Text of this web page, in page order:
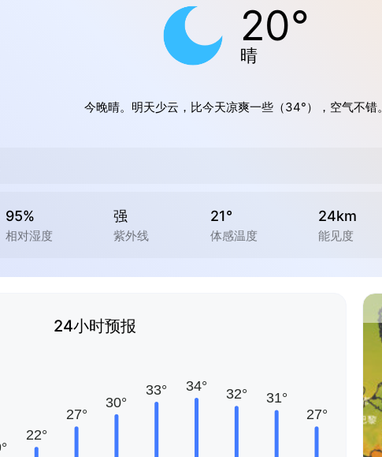
20°
晴
今晚晴。明天少云，比今天凉爽一些（34°），空气不错。
95%
相对湿度
强
紫外线
21°
体感温度
24km
能见度
24小时预报